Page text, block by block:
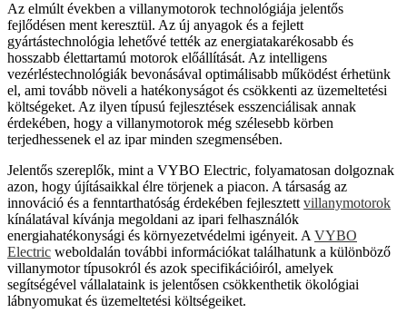
Az elmúlt években a villanymotorok technológiája jelentős
fejlődésen ment keresztül. Az új anyagok és a fejlett
gyártástechnológia lehetővé tették az energiatakarékosabb és
hosszabb élettartamú motorok előállítását. Az intelligens
vezérléstechnológiák bevonásával optimálisabb működést érhetünk
el, ami tovább növeli a hatékonyságot és csökkenti az üzemeltetési
költségeket. Az ilyen típusú fejlesztések esszenciálisak annak
érdekében, hogy a villanymotorok még szélesebb körben
terjedhessenek el az ipar minden szegmensében.
Jelentős szereplők, mint a VYBO Electric, folyamatosan dolgoznak
azon, hogy újításaikkal élre törjenek a piacon. A társaság az
innováció és a fenntarthatóság érdekében fejlesztett villanymotorok
kínálatával kívánja megoldani az ipari felhasználók
energiahatékonysági és környezetvédelmi igényeit. A VYBO
Electric weboldalán további információkat találhatunk a különböző
villanymotor típusokról és azok specifikációiról, amelyek
segítségével vállalataink is jelentősen csökkenthetik ökológiai
lábnyomukat és üzemeltetési költségeiket.